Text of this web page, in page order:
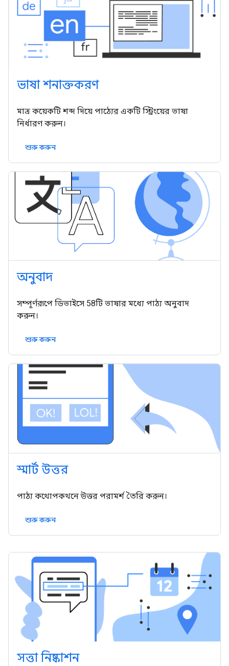
ভাষা শনাক্তকরণ
মাত্র কয়েকটি শব্দ দিয়ে পাঠ্যের একটি স্ট্রিংয়ের ভাষা
নির্ধারণ করুন।
শুরু করুন
অনুবাদ
সম্পূর্ণরূপে ডিভাইসে 58টি ভাষার মধ্যে পাঠ্য অনুবাদ
করুন।
শুরু করুন
স্মার্ট উত্তর
পাঠ্য কথোপকথনে উত্তর পরামর্শ তৈরি করুন।
শুরু করুন
সত্তা নিষ্কাশন